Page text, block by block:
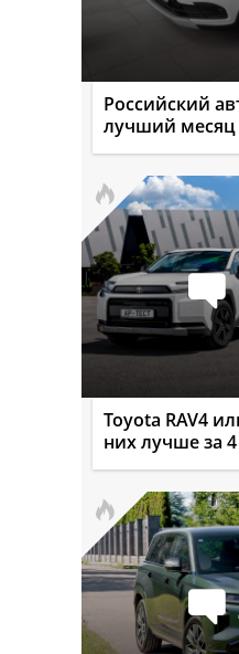
Российский
лучший месяц
Toyota RAV4
них лучше за